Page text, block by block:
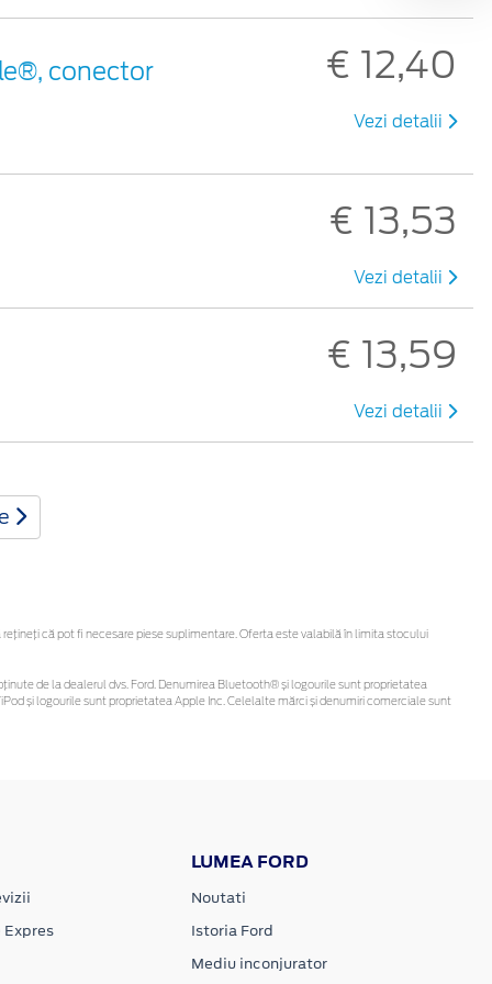
conector
€ 12,40
Vezi detalii
€ 13,53
Vezi detalii
€ 13,59
Vezi detalii
că pot fi necesare piese suplimentare. Oferta este valabilă în limita stocului
de la dealerul dvs. Ford. Denumirea Bluetooth® și logourile sunt proprietatea
și logourile sunt proprietatea Apple Inc. Celelalte mărci și denumiri comerciale sunt
Expres
LUMEA FORD
Noutati
Istoria Ford
Mediu inconjurator